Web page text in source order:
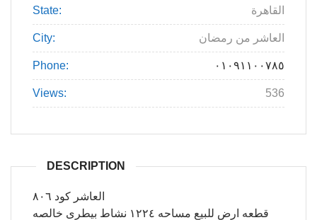
State: القاهرة
City: العاشر من رمضان
Phone: ٠١٠٩١١٠٠٧٨٥
Views: 536
DESCRIPTION
العاشر كود ٨٠٦
قطعه ارض للبيع مساحه ١٢٢٤ نشاط بيطرى خالصه